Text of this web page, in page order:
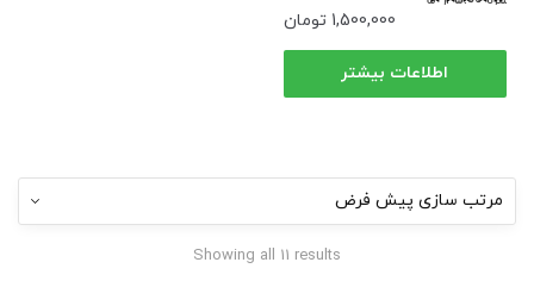
1,500,000 تومان
اطلاعات بیشتر
Showing all 11 results